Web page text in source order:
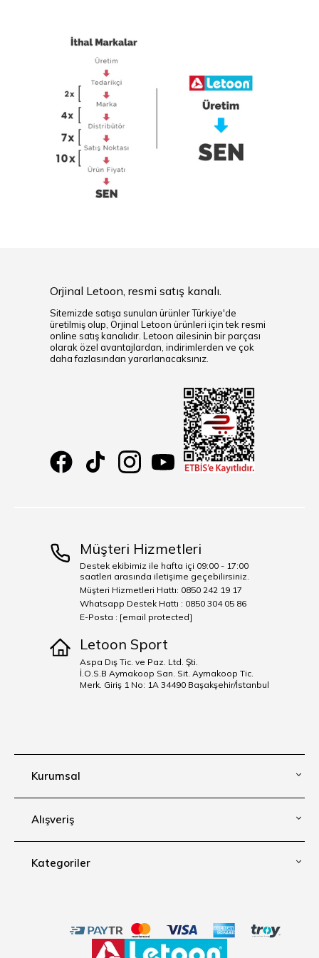
Orjinal Letoon, resmi satış kanalı.
Sitemizde satışa sunulan ürünler Türkiye'de
üretilmiş olup, Orjinal Letoon ürünleri için tek resmi
online satış kanalıdır. Letoon ailesinin bir parçası
olarak özel avantajlardan, indirimlerden ve çok
daha fazlasından yararlanacaksınız.
Kurumsal
Alışveriş
Kategoriler
Müşteri Hizmetleri
Destek ekibimiz ile hafta içi 09:00 - 17:00
saatleri arasında iletişime geçebilirsiniz.
Müşteri Hizmetleri Hattı: 0850 242 19 17
Whatsapp Destek Hattı : 0850 304 05 86
E-Posta : [email protected]
Letoon Sport
Aspa Dış Tic. ve Paz. Ltd. Şti.
İ.O.S.B Aymakoop San. Sit. Aymakoop Tic.
Merk. Giriş 1 No: 1A 34490 Başakşehir/İstanbul